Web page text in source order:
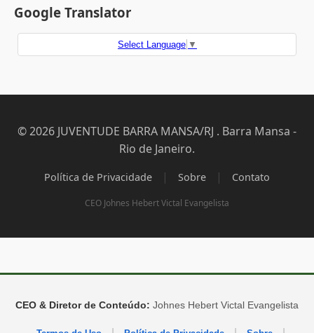
Google Translator
Select Language ▼
© 2026 JUVENTUDE BARRA MANSA/RJ . Barra Mansa -
Rio de Janeiro.
Política de Privacidade | Sobre | Contato
CEO Johnes Hebert Victal Evangelista
CEO & Diretor de Conteúdo: Johnes Hebert Victal Evangelista